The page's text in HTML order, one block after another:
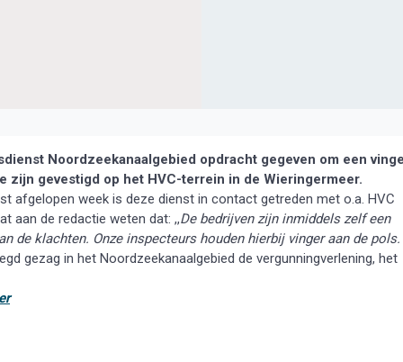
Noordzeekanaalgebied opdracht gegeven om een
zijn gevestigd op het HVC-terrein in de Wieringermeer.
afgelopen week is deze dienst in contact getreden met o.a. HVC
aan de redactie weten dat: ,,De bedrijven zijn inmiddels zelf een
de klachten. Onze inspecteurs houden hierbij vinger aan de pols.
gezag in het Noordzeekanaalgebied de vergunningverlening, het